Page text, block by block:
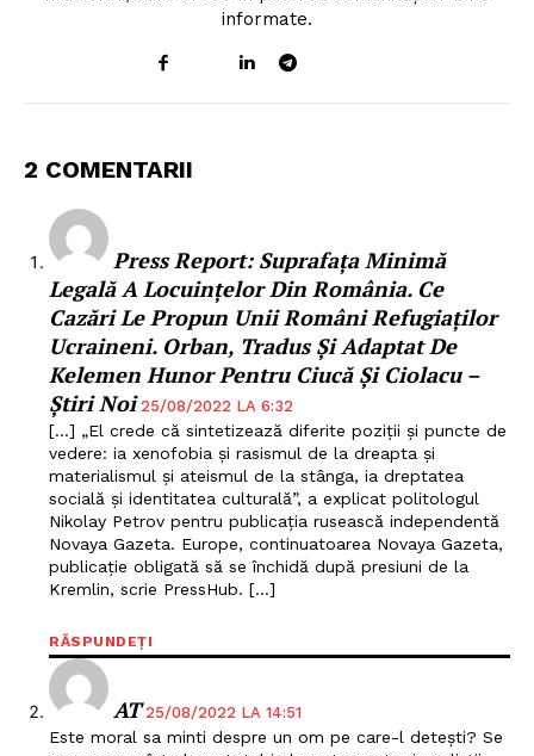
informate.
2 COMENTARII
Press Report: Suprafața Minimă
Legală A Locuințelor Din România. Ce
Cazări Le Propun Unii Români Refugiaților
Ucraineni. Orban, Tradus Și Adaptat De
Kelemen Hunor Pentru Ciucă Și Ciolacu –
Știri Noi 25/08/2022 LA 6:32
[…] „El crede că sintetizează diferite poziții și puncte de
vedere: ia xenofobia și rasismul de la dreapta și
materialismul și ateismul de la stânga, ia dreptatea
socială și identitatea culturală”, a explicat politologul
Nikolay Petrov pentru publicația rusească independentă
Novaya Gazeta. Europe, continuatoarea Novaya Gazeta,
publicație obligată să se închidă după presiuni de la
Kremlin, scrie PressHub. […]
RĂSPUNDEȚI
AT 25/08/2022 LA 14:51
Este moral sa minti despre un om pe care-l detești? Se